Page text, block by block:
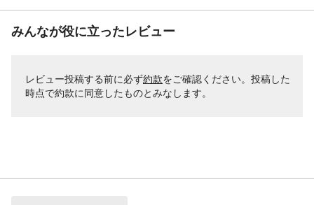
みんなが役に立ったレビュー
レビュー投稿する前に必ず約款をご確認ください。投稿した
時点で約款に同意したものとみなします。